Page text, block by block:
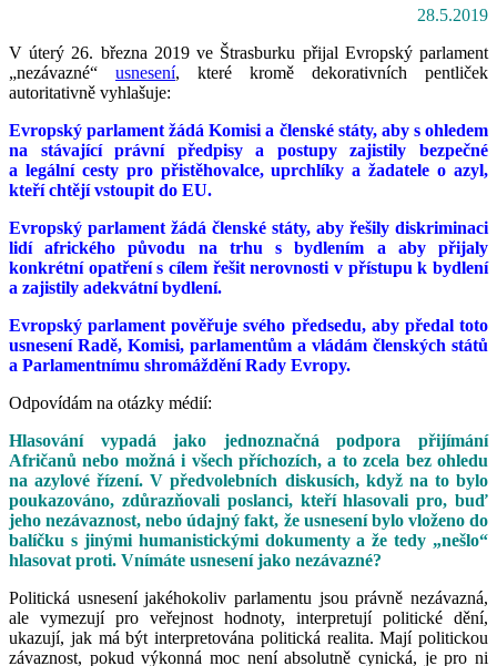
28.5.2019
V úterý 26. března 2019 ve Štrasburku přijal Evropský parlament
„nezávazné“ usnesení, které kromě dekorativních pentliček
autoritativně vyhlašuje:
Evropský parlament žádá Komisi a členské státy, aby s ohledem
na stávající právní předpisy a postupy zajistily bezpečné
a legální cesty pro přistěhovalce, uprchlíky a žadatele o azyl,
kteří chtějí vstoupit do EU.
Evropský parlament žádá členské státy, aby řešily diskriminaci
lidí afrického původu na trhu s bydlením a aby přijaly
konkrétní opatření s cílem řešit nerovnosti v přístupu k bydlení
a zajistily adekvátní bydlení.
Evropský parlament pověřuje svého předsedu, aby předal toto
usnesení Radě, Komisi, parlamentům a vládám členských států
a Parlamentnímu shromáždění Rady Evropy.
Odpovídám na otázky médií:
Hlasování vypadá jako jednoznačná podpora přijímání
Afričanů nebo možná i všech příchozích, a to zcela bez ohledu
na azylové řízení. V předvolebních diskusích, když na to bylo
poukazováno, zdůrazňovali poslanci, kteří hlasovali pro, buď
jeho nezávaznost, nebo údajný fakt, že usnesení bylo vloženo do
balíčku s jinými humanistickými dokumenty a že tedy „nešlo“
hlasovat proti. Vnímáte usnesení jako nezávazné?
Politická usnesení jakéhokoliv parlamentu jsou právně nezávazná,
ale vymezují pro veřejnost hodnoty, interpretují politické dění,
ukazují, jak má být interpretována politická realita. Mají politickou
závaznost, pokud výkonná moc není absolutně cynická, je pro ni